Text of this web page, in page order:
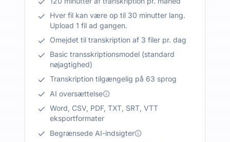
Hver fil kan være op til 30 minutter lang.
Upload 1 fil ad gangen.
Omejdet til transkription af 3 filer pr. dag
Basic transskriptionsmodel (standard
nøjagtighed)
Transkription tilgængelig på 63 sprog
AI oversættelse
Word, CSV, PDF, TXT, SRT, VTT
eksportformater
Begrænsede AI-indsigter